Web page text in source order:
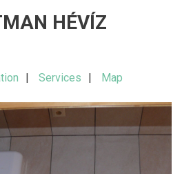
HÉVÍZ
Services Map